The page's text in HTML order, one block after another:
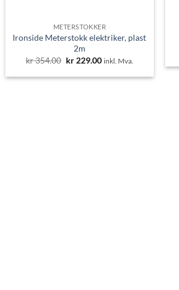
METERSTOKKER
Ironside Meterstokk elektriker, plast
2m
kr354.00 Opprinnelig
var:
kr229.00Nåværende
er:
inkl. Mva.